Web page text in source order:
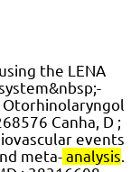
the LENA
Otorhinolaryngol
Canha, D ;
events
meta- analysis.